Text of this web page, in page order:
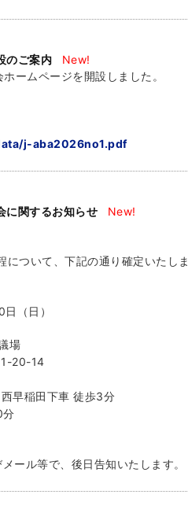
のご案内
New!
ームページを開設しました。
j-aba2026no1.pdf
に関するお知らせ
New!
ついて、下記の通り確定いたしま
（日）
場
20-14
早稲田下車 徒歩3分
分
ール等で、後日告知いたします。